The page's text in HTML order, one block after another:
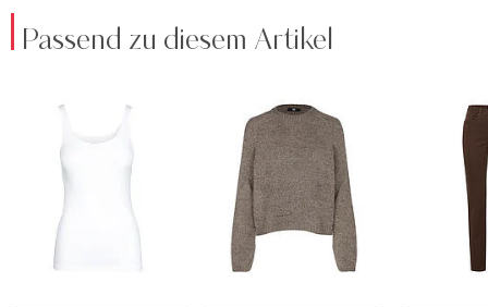
Passend zu diesem Artikel